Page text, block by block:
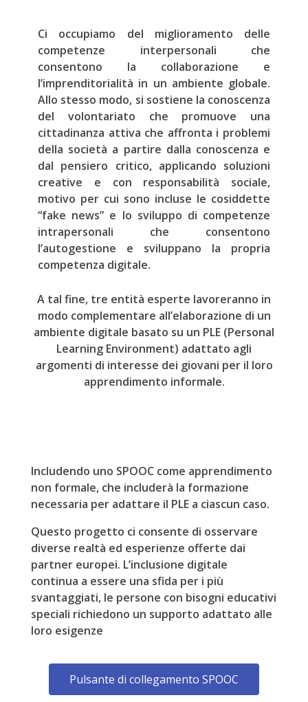
Ci occupiamo del miglioramento delle
competenze interpersonali che
consentono la collaborazione e
l’imprenditorialità in un ambiente globale.
Allo stesso modo, si sostiene la conoscenza
del volontariato che promuove una
cittadinanza attiva che affronta i problemi
della società a partire dalla conoscenza e
dal pensiero critico, applicando soluzioni
creative e con responsabilità sociale,
motivo per cui sono incluse le cosiddette
“fake news” e lo sviluppo di competenze
intrapersonali che consentono
l’autogestione e sviluppano la propria
competenza digitale.
A tal fine, tre entità esperte lavoreranno in
modo complementare all’elaborazione di un
ambiente digitale basato su un PLE (Personal
Learning Environment) adattato agli
argomenti di interesse dei giovani per il loro
apprendimento informale.
Includendo uno SPOOC come apprendimento
non formale, che includerà la formazione
necessaria per adattare il PLE a ciascun caso.
Questo progetto ci consente di osservare
diverse realtà ed esperienze offerte dai
partner europei. L’inclusione digitale
continua a essere una sfida per i più
svantaggiati, le persone con bisogni educativi
speciali richiedono un supporto adattato alle
loro esigenze
Pulsante di collegamento SPOOC